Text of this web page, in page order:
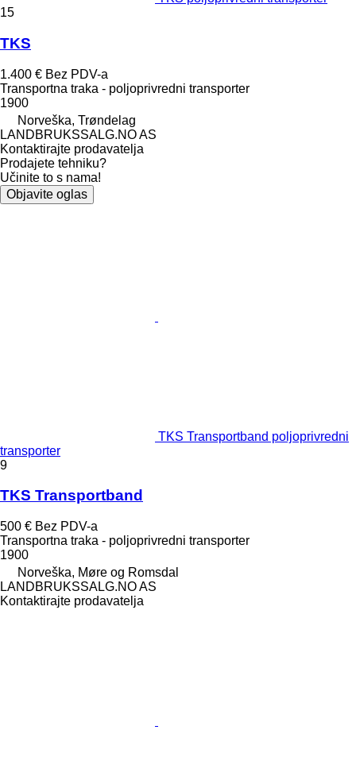
15
TKS
1.400 € Bez PDV-a
Transportna traka - poljoprivredni transporter
1900
Norveška, Trøndelag
LANDBRUKSSALG.NO AS
Kontaktirajte prodavatelja
Prodajete tehniku?
Učinite to s nama!
Objavite oglas
TKS Transportband poljoprivredni
transporter
9
TKS Transportband
500 € Bez PDV-a
Transportna traka - poljoprivredni transporter
1900
Norveška, Møre og Romsdal
LANDBRUKSSALG.NO AS
Kontaktirajte prodavatelja